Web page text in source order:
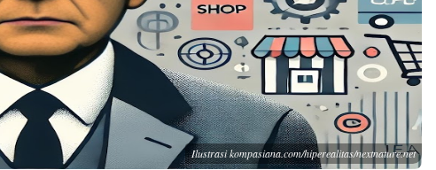
Ilustrasi kompasiana.com/hiperealitas/nextnature.net